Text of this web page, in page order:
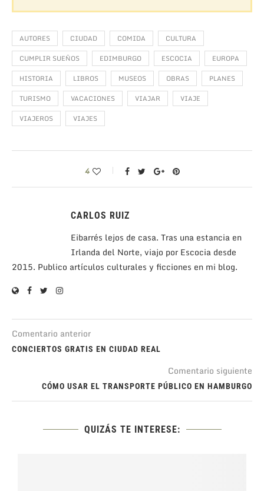
AUTORES CIUDAD COMIDA
CULTURA
CUMPLIR SUEÑOS
EDIMBURGO ESCOCIA
EUROPA
HISTORIA
LIBROS MUSEOS OBRAS
PLANES
TURISMO
VACACIONES VIAJAR
VIAJE
VIAJEROS
VIAJES
4
CARLOS RUIZ
Eibarrés lejos de casa. Tras una estancia en
Irlanda del Norte, viajo por Escocia desde
2015. Publico artículos culturales y ficciones en mi blog.
Comentario anterior
CONCIERTOS GRATIS EN CIUDAD REAL
Comentario siguiente
CÓMO USAR EL TRANSPORTE PÚBLICO EN HAMBURGO
QUIZÁS TE INTERESE: